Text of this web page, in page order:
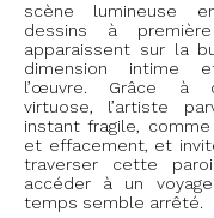
scène lumineuse
dessins à
apparaissent sur la
dimension intime
l’œuvre. Grâce à
virtuose, l’artiste
instant fragile,
et effacement, et
traverser cette
accéder à un
temps semble arrêté.